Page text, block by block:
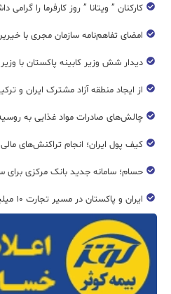
کارکنان ” ویتانا ” روز کارفرما را گرامی
امضای تفاهم‌نامه سازمان مجری با
دیدار شش وزیر کابینه پاکستان با
از ایجاد منطقه آزاد مشترک ایران و
چالش‌های صادرات مواد غذایی به
کیف پول ایران؛ انجام تراکنش‌های
حسام؛ سامانه جدید بانک مرکزی برای
ایران و پاکستان در مسیر تجارت ۱۰ میلیارد دلاری